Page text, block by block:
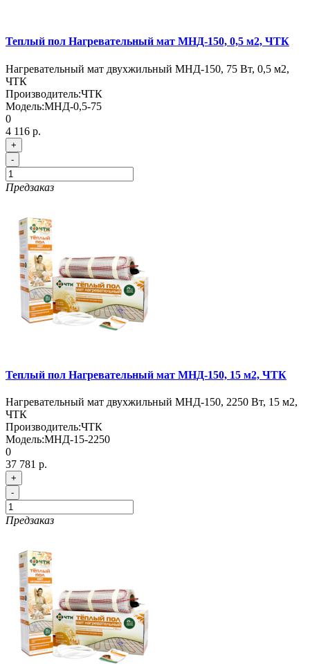
Теплый пол Нагревательный мат МНД-150, 0,5 м2, ЧТК
Нагревательный мат двухжильный МНД-150, 75 Вт, 0,5 м2,
ЧТК
Производитель:ЧТК
Модель:МНД-0,5-75
0
4 116 р.
+
-
Предзаказ
Теплый пол Нагревательный мат МНД-150, 15 м2, ЧТК
Нагревательный мат двухжильный МНД-150, 2250 Вт, 15 м2,
ЧТК
Производитель:ЧТК
Модель:МНД-15-2250
0
37 781 р.
+
-
Предзаказ